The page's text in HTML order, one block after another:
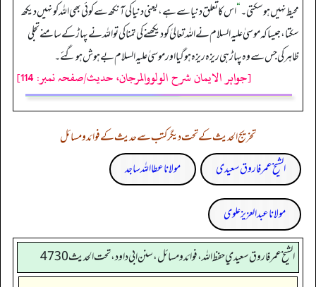
محیط نہیں ہو سکتی۔“اس کا تعلق دنیا سے ہے، یعنی دنیا کی آنکھ سے کوئی بھی اللہ کو نہیں دیکھ
سکتا، جیسا کہ موسیٰ علیہ السلام نے اللہ تعالیٰ کو دیکھنے کی تمنا کی تو اللہ نے پہاڑ کے سامنے تجلی
ظاہر کی جس سے وہ پہاڑ ہی ریزہ ریزہ ہو گیا اور موسیٰ علیہ السلام بے ہوش ہو گئے۔
[جواہر الایمان شرح الولووالمرجان، حدیث/صفحہ نمبر: 114]
تخریج الحدیث کے تحت دیگر کتب سے حدیث کے فوائد و مسائل
الشیخ عمر فاروق سعیدی
مولانا عطا اللہ ساجد
مولانا عبد العزیز علوی
الشيخ عمر فاروق سعيدي حفظ الله، فوائد و مسائل، سنن ابي داود ، تحت الحديث 4730